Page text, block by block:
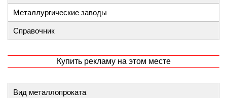
Металлургические заводы
Справочник
Купить рекламу на этом месте
Вид металлопроката